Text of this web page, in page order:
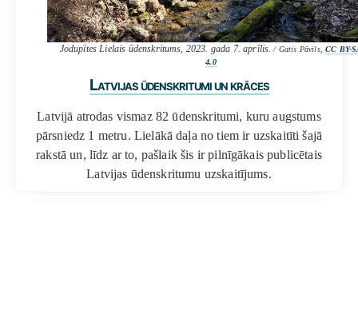
Jodupītes Lielais ūdenskritums, 2023. gada 7. aprīlis./ Gatis Pāvils,CC BY-
4.0
Latvijas ūdenskritumi un krāces
Latvijā atrodas vismaz 82 ūdenskritumi, kuru augstums
pārsniedz 1 metru. Lielākā daļa no tiem ir uzskaitīti šajā
rakstā un, līdz ar to, pašlaik šis ir pilnīgākais publicētais
Latvijas ūdenskritumu uzskaitījums.